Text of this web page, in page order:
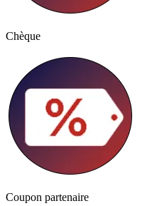
Chèque
Coupon partenaire